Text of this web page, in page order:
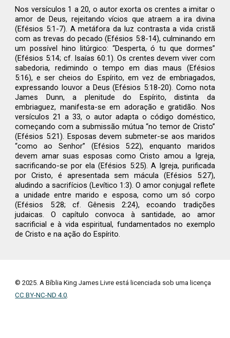
Nos versículos 1 a 20, o autor exorta os crentes a imitar o
amor de Deus, rejeitando vícios que atraem a ira divina
(Efésios 5:1-7). A metáfora da luz contrasta a vida cristã
com as trevas do pecado (Efésios 5:8-14), culminando em
um possível hino litúrgico: “Desperta, ó tu que dormes”
(Efésios 5:14; cf. Isaías 60:1). Os crentes devem viver com
sabedoria, redimindo o tempo em dias maus (Efésios
5:16), e ser cheios do Espírito, em vez de embriagados,
expressando louvor a Deus (Efésios 5:18-20). Como nota
James Dunn, a plenitude do Espírito, distinta da
embriaguez, manifesta-se em adoração e gratidão. Nos
versículos 21 a 33, o autor adapta o código doméstico,
começando com a submissão mútua “no temor de Cristo”
(Efésios 5:21). Esposas devem submeter-se aos maridos
“como ao Senhor” (Efésios 5:22), enquanto maridos
devem amar suas esposas como Cristo amou a Igreja,
sacrificando-se por ela (Efésios 5:25). A Igreja, purificada
por Cristo, é apresentada sem mácula (Efésios 5:27),
aludindo a sacrifícios (Levítico 1:3). O amor conjugal reflete
a unidade entre marido e esposa, como um só corpo
(Efésios 5:28; cf. Gênesis 2:24), ecoando tradições
judaicas. O capítulo convoca à santidade, ao amor
sacrificial e à vida espiritual, fundamentados no exemplo
de Cristo e na ação do Espírito.
© 2025. A Bíblia King James Livre está licenciada sob uma licença
CC BY-NC-ND 4.0.